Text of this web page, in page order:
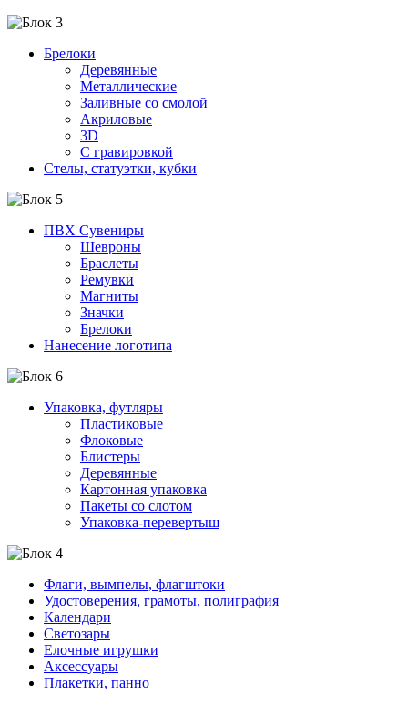
Брелоки
Деревянные
Металлические
Заливные со смолой
Акриловые
3D
C гравировкой
Стелы, статуэтки, кубки
ПВХ Сувениры
Шевроны
Браслеты
Ремувки
Магниты
Значки
Брелоки
Нанесение логотипа
Упаковка, футляры
Пластиковые
Флоковые
Блистеры
Деревянные
Картонная упаковка
Пакеты со слотом
Упаковка-перевертыш
Флаги, вымпелы, флагштоки
Удостоверения, грамоты, полиграфия
Календари
Светозары
Елочные игрушки
Аксессуары
Плакетки, панно